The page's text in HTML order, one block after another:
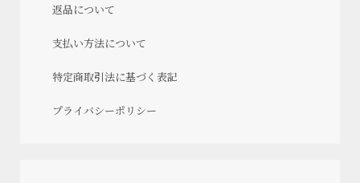
返品について
支払い方法について
特定商取引法に基づく表記
プライバシーポリシー